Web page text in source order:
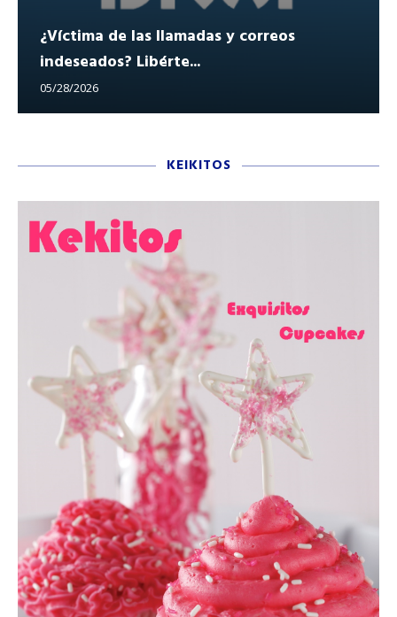
¿Víctima de las llamadas y correos
indeseados? Libérte...
05/28/2026
KEIKITOS